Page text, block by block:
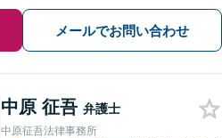
メールでお問い合わせ
中原 征吾 弁護士
中原征吾法律事務所